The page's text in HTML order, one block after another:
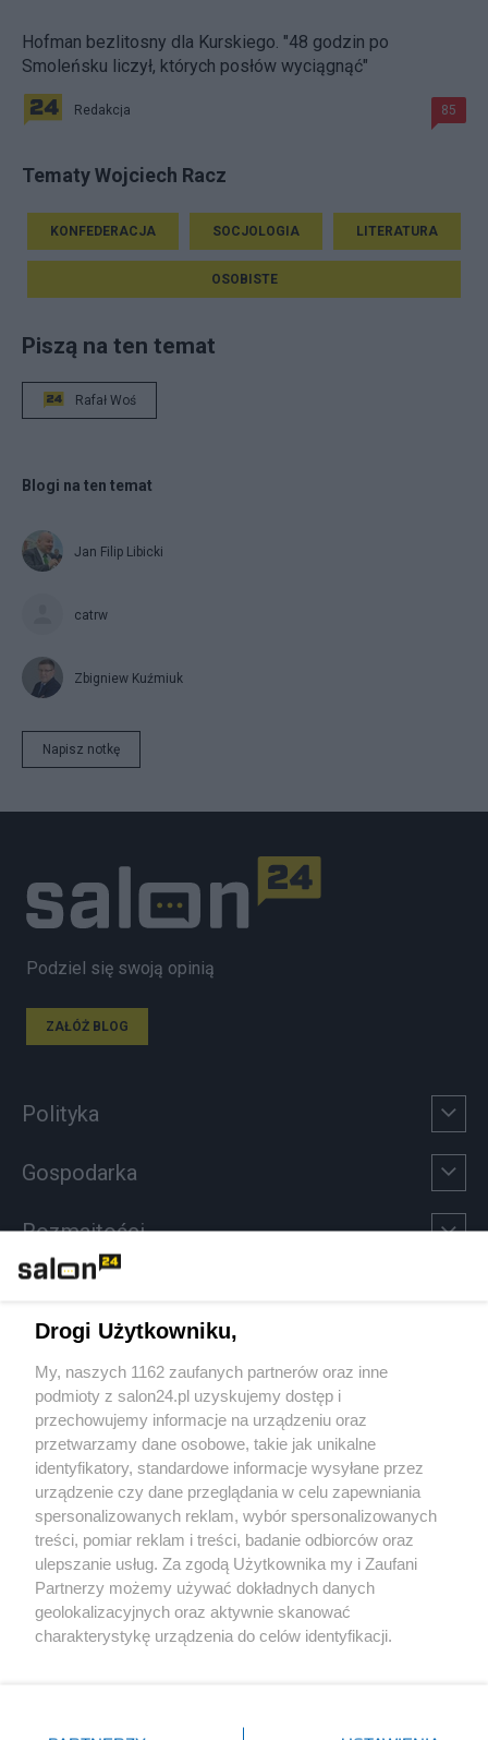
Hofman bezlitosny dla Kurskiego. "48 godzin po
Smoleńsku liczył, których posłów wyciągnąć"
Redakcja 85
Tematy Wojciech Racz
KONFEDERACJA SOCJOLOGIA LITERATURA
OSOBISTE
Piszą na ten temat
Rafał Woś
Blogi na ten temat
Jan Filip Libicki
catrw
Zbigniew Kuźmiuk
Napisz notkę
Podziel się swoją opinią
ZAŁÓŻ BLOG
Polityka
Gospodarka
Rozmaitości
Sport
Społeczeństwo
Kultura
X Facebook Instagram Youtube
Drogi Użytkowniku,
My, naszych 1162 zaufanych partnerów oraz inne
podmioty z salon24.pl uzyskujemy dostęp i
przechowujemy informacje na urządzeniu oraz
przetwarzamy dane osobowe, takie jak unikalne
identyfikatory, standardowe informacje wysyłane przez
urządzenie czy dane przeglądania w celu zapewniania
spersonalizowanych reklam, wybór spersonalizowanych
treści, pomiar reklam i treści, badanie odbiorców oraz
ulepszanie usług. Za zgodą Użytkownika my i Zaufani
Partnerzy możemy używać dokładnych danych
geolokalizacyjnych oraz aktywnie skanować
charakterystykę urządzenia do celów identyfikacji.
zmienić/wycofać klikając przycisk ustawień prywatności